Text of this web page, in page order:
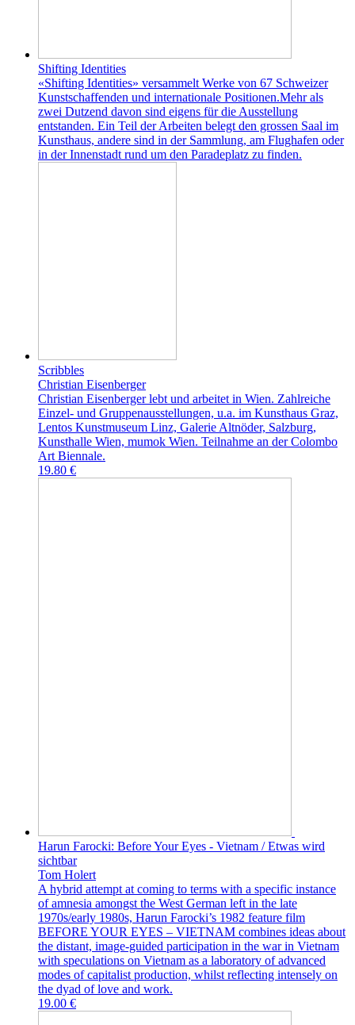
Shifting Identities
«Shifting Identities» versammelt Werke von 67 Schweizer
Kunstschaffenden und internationale Positionen.Mehr als
zwei Dutzend davon sind eigens für die Ausstellung
entstanden. Ein Teil der Arbeiten belegt den grossen Saal im
Kunsthaus, andere sind in der Sammlung, am Flughafen oder
in der Innenstadt rund um den Paradeplatz zu finden.
Scribbles
Christian Eisenberger
Christian Eisenberger lebt und arbeitet in Wien. Zahlreiche
Einzel- und Gruppenausstellungen, u.a. im Kunsthaus Graz,
Lentos Kunstmuseum Linz, Galerie Altnöder, Salzburg,
Kunsthalle Wien, mumok Wien. Teilnahme an der Colombo
Art Biennale.
19.80 €
Harun Farocki: Before Your Eyes - Vietnam / Etwas wird
sichtbar
Tom Holert
A hybrid attempt at coming to terms with a specific instance
of amnesia amongst the West German left in the late
1970s/early 1980s, Harun Farocki’s 1982 feature film
BEFORE YOUR EYES – VIETNAM combines ideas about
the distant, image-guided participation in the war in Vietnam
with speculations on Vietnam as a laboratory of advanced
modes of capitalist production, whilst reflecting intensely on
the dyad of love and work.
19.00 €